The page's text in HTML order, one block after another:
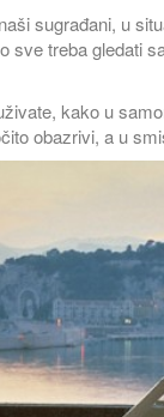
sugrađani, u
sve treba gledati
kako u
obazrivi, a u